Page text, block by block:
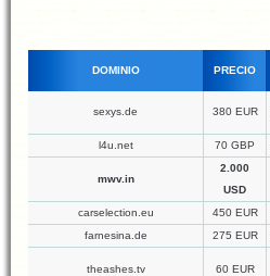
DOMINIO PRECIO
sexys.de 380 EUR
l4u.net 70 GBP
mwv.in
2.000
USD
carselection.eu 450 EUR
farnesina.de
275 EUR
theashes.tv 60 EUR